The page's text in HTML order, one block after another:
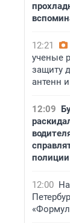
12:21
ученые
защиту
антенн
12:09
полиции
12:00